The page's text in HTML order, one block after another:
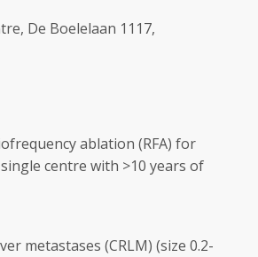
De Boelelaan 1117,
ablation (RFA) for
centre with >10 years of
metastases (CRLM) (size 0.2-